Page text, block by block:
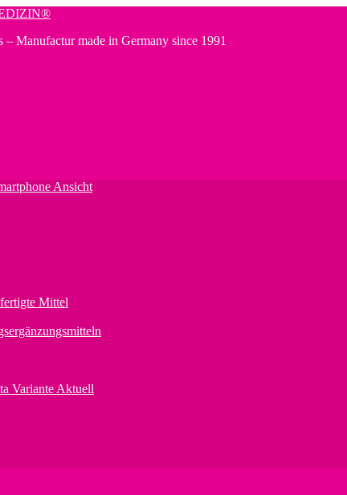
Manufactur made in Germany since 1991
Ansicht
Mittel
Variante Aktuell